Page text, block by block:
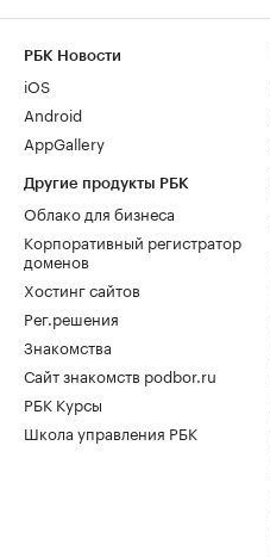
РБК Новости
iOS
Android
AppGallery
Другие продукты РБК
Облако для бизнеса
Корпоративный регистратор
доменов
Хостинг сайтов
Рег.решения
Знакомства
Сайт знакомств podbor.ru
РБК Курсы
Школа управления РБК